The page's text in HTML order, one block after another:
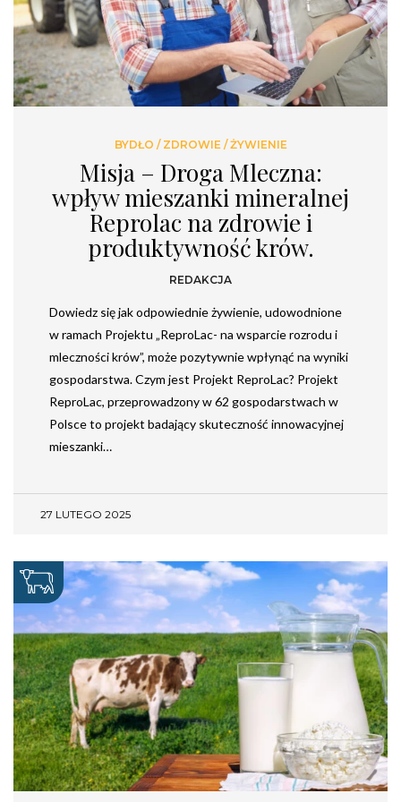
BYDŁO / ZDROWIE /ŻYWIENIE
Misja – Droga Mleczna:
wpływ mieszanki mineralnej
Reprolac na zdrowie i
produktywność krów.
REDAKCJA
Dowiedz się jak odpowiednie żywienie, udowodnione
w ramach Projektu „ReproLac- na wsparcie rozrodu i
mleczności krów”, może pozytywnie wpłynąć na wyniki
gospodarstwa. Czym jest Projekt ReproLac? Projekt
ReproLac, przeprowadzony w 62 gospodarstwach w
Polsce to projekt badający skuteczność innowacyjnej
mieszanki…
27 LUTEGO 2025